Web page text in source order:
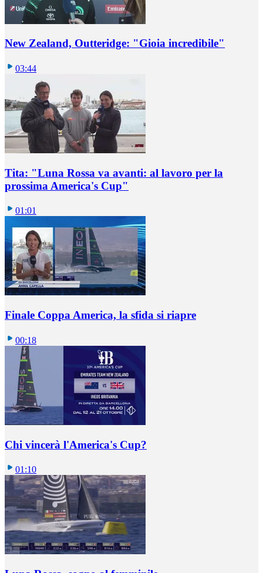
New Zealand, Outteridge: "Gioia incredibile"
03:44
Tita: "Luna Rossa va avanti: al lavoro per la
prossima America's Cup"
01:01
Finale Coppa America, la sfida si riapre
00:18
Chi vincerà l'America's Cup?
01:10